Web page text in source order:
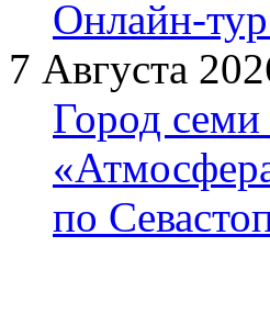
Онлайн-
7 Августа
Город
по